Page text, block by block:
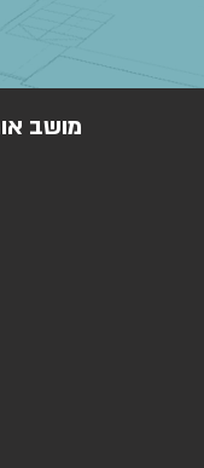
מושב